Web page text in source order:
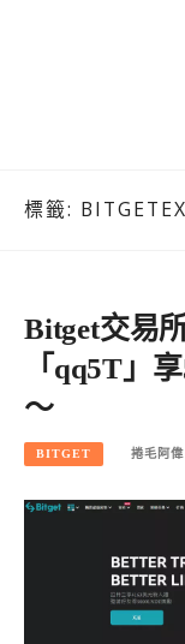
標籤:
Bitget交易
「qq5T」
～
BITGET 捲毛阿偉